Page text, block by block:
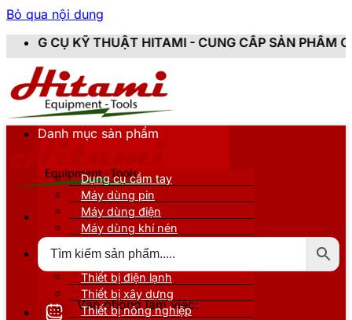
Bỏ qua nội dung
HITAMI - CUNG CẤP SẢN PHẨM CHÍNH HÃNG,
Văn phòng làm việc:
Danh mục sản phẩm
Dụng cụ cầm tay
Máy dùng pin
Máy dùng điện
Máy dùng khí nén
Thiết bị nâng đỡ
Thiết bị điện lạnh
Thiết bị xây dựng
Thiết bị nông nghiệp